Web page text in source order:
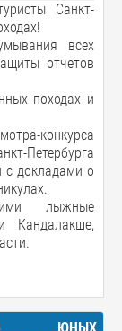
Санкт-
всех
отчетов
походах и
конкурса
Петербурга
с докладами о
лыжные
Кандалакше,